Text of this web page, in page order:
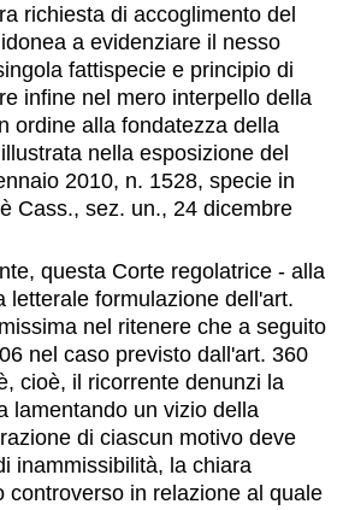
richiesta di accoglimento del
a evidenziare il nesso
fattispecie e principio di
infine nel mero interpello della
ordine alla fondatezza della
nella esposizione del
2010, n. 1528, specie in
Cass., sez. un., 24 dicembre
questa Corte regolatrice - alla
letterale formulazione dell'art.
nel ritenere che a seguito
nel caso previsto dall'art. 360
cioè, il ricorrente denunzi la
lamentando un vizio della
di ciascun motivo deve
inammissibilità, la chiara
controverso in relazione al quale